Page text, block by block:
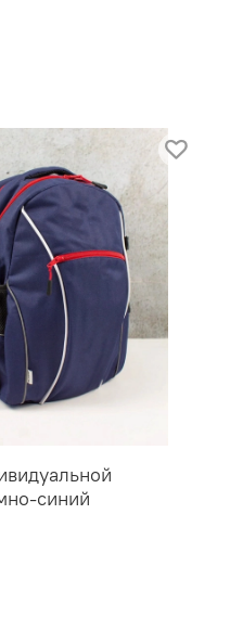
синий